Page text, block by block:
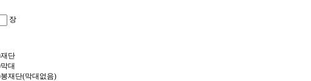
장
재단
막대
봉재단(막대없음)